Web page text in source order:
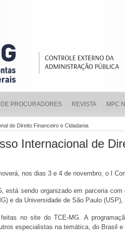
PROCURADORES REVISTA MPC
de Direito Financeiro e Cidadania
Internacional de
nos dias 3 e 4 de novembro, o I
está sendo organizado em parceria
e da Universidade de São Paulo
no site do TCE-MG. A
especialistas na temática, do Brasil